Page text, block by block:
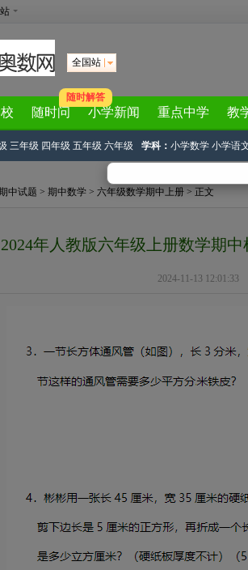
全国站
随时问
随时解答
小学新闻 重点中学 教
三年级 四年级 五年级 六年级 学科： 小学数学 小学语
中试题 > 期中数学 > 六年级数学期中上册 > 正文
2024年人教版六年级上册数学期
2024-11-13 12:01:33